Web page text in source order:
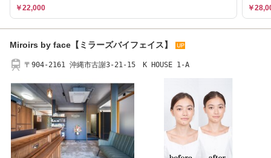
￥22,000 ￥
Miroirs by face【ミラーズバイフェイス】
〒904-2161 沖縄市古謝3-21-15 K HOUSE 1-A